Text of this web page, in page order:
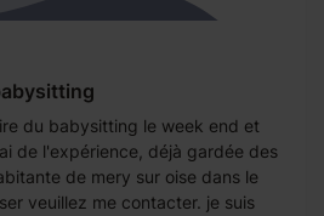
du babysitting le week end et
de l'expérience, déjà gardée des
de mery sur oise dans le
veuillez me contacter. je suis